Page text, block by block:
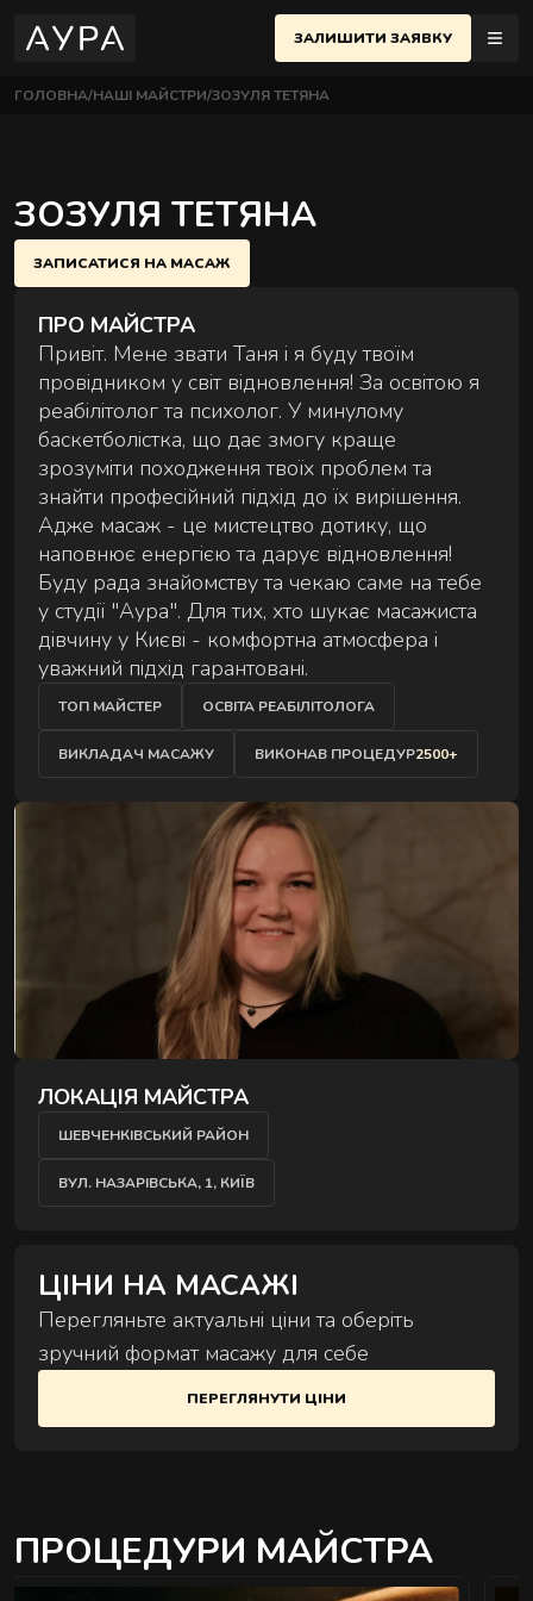
ЗАЛИШИТИ ЗАЯВКУ
ГОЛОВНА НАШІ МАЙСТРИ ЗОЗУЛЯ ТЕТЯНА
ЗОЗУЛЯ ТЕТЯНА
ЗАПИСАТИСЯ НА МАСАЖ
ПРО МАЙСТРА
Привіт. Мене звати Таня і я буду твоїм
провідником у світ відновлення! За освітою я
реабілітолог та психолог. У минулому
баскетболістка, що дає змогу краще
зрозуміти походження твоїх проблем та
знайти професійний підхід до їх вирішення.
Адже масаж - це мистецтво дотику, що
наповнює енергією та дарує відновлення!
Буду рада знайомству та чекаю саме на тебе
у студії "Аура". Для тих, хто шукає масажиста
дівчину у Києві - комфортна атмосфера і
уважний підхід гарантовані.
ТОП МАЙСТЕР ОСВІТА РЕАБІЛІТОЛОГА
ВИКЛАДАЧ МАСАЖУ ВИКОНАВ ПРОЦЕДУР2500+
ЛОКАЦІЯ МАЙСТРА
ШЕВЧЕНКІВСЬКИЙ РАЙОН
ВУЛ. НАЗАРІВСЬКА, 1, КИЇВ
ЦІНИ НА МАСАЖІ
Перегляньте актуальні ціни та оберіть
зручний формат масажу для себе
ПЕРЕГЛЯНУТИ ЦІНИ
ПРОЦЕДУРИ МАЙСТРА
ПОЛТАВА
РАЙОН
Коновальця, 32Б, Київ
РАЙОН
1, Київ
ШКОЛА
МАСАЖІ
ОСНОВНІ МАСАЖІ
Найпопулярніші техніки для розслаблення й
відновлення тіла.
ПАРНІ МАСАЖІ
Сеанс для двох — поруч, синхронно й у комфорті
на вибір.
ЕКСКЛЮЗИВНІ МАСАЖІ
Особливі техніки та формати для глибшого
РИТУАЛИ ВІДНОВЛЕННЯ
Комплексні процедури для глибокого
РИТУАЛИ КОРЕКЦІЇ ФІГУРИ
Комплексні процедури де масаж і обгортання
РИТУАЛИ ДЛЯ ОБЛИЧЧЯ
Ручні техніки, що знімають набряки,